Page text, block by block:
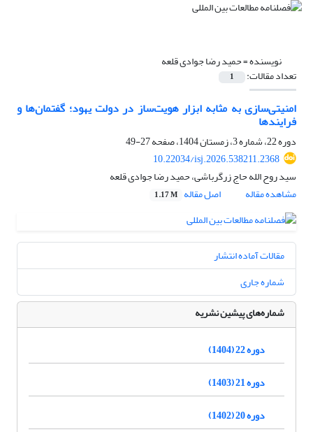
نویسنده =حمید رضا جوادی قلعه
تعداد مقالات: 1
امنیتی‌سازی به مثابه ابزار هویت‌ساز در دولت یهود؛ گفتمان‌ها و
فرایندها
دوره 22، شماره 3، زمستان 1404، صفحه
27-49
10.22034/isj.2026.538211.2368
سید روح الله حاج زرگرباشی، حمید رضا جوادی قلعه
مشاهده مقاله
اصل مقاله 1.17 M
مقالات آماده انتشار
شماره جاری
شماره‌های پیشین نشریه
دوره 22 (1404)
دوره 21 (1403)
دوره 20 (1402)